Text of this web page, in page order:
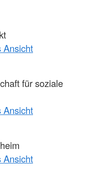
Ansicht
für soziale
Ansicht
Ansicht